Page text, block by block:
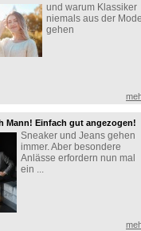
und warum Klassiker
niemals aus der
gehen
Mann! Einfach gut angezogen!
Sneaker und Jeans gehen
immer. Aber besondere
Anlässe erfordern nun mal
ein ...